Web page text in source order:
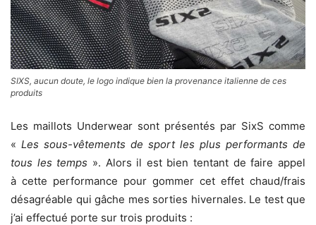
SIXS, aucun doute, le logo indique bien la provenance italienne de ces
produits
Les maillots Underwear sont présentés par SixS comme
« Les sous-vêtements de sport les plus performants de
tous les temps ». Alors il est bien tentant de faire appel
à cette performance pour gommer cet effet chaud/frais
désagréable qui gâche mes sorties hivernales. Le test que
j’ai effectué porte sur trois produits :